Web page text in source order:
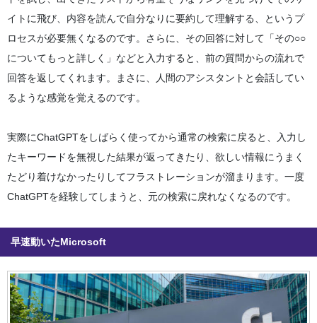
イトに飛び、内容を読んで自分なりに要約して理解する、というプ
ロセスが必要無くなるのです。さらに、その回答に対して「その○○
についてもっと詳しく」などと入力すると、前の質問からの流れで
回答を返してくれます。まさに、人間のアシスタントと会話してい
るような感覚を覚えるのです。
実際にChatGPTをしばらく使ってから通常の検索に戻ると、入力し
たキーワードを無視した結果が返ってきたり、欲しい情報にうまく
たどり着けなかったりしてフラストレーションが溜まります。一度
ChatGPTを経験してしまうと、元の検索に戻れなくなるのです。
早速動いたMicrosoft